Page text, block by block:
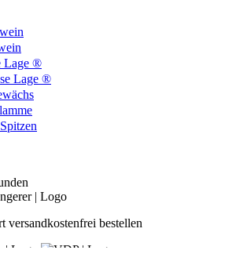
Lage ®
Lage ®
versandkostenfrei bestellen